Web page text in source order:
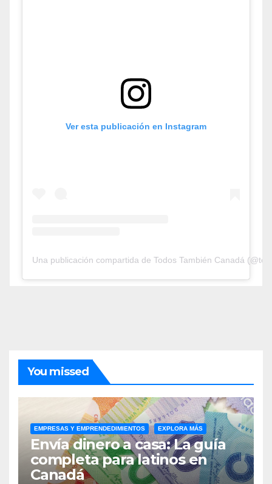
Ver esta publicación en Instagram
Una publicación compartida de Todos También Canadá
You missed
EMPRESAS Y EMPRENDEDIMIENTOS EXPLORA MÁS
Envía dinero a casa: La guía
completa para latinos en
Canadá